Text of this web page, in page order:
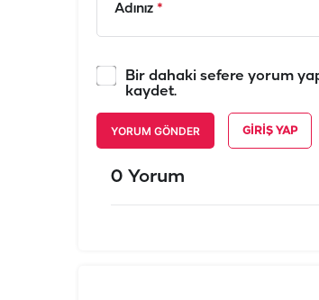
Adınız *
Bir dahaki sefere yorum
kaydet.
YORUM GÖNDER GIRIŞ YAP
0 Yorum